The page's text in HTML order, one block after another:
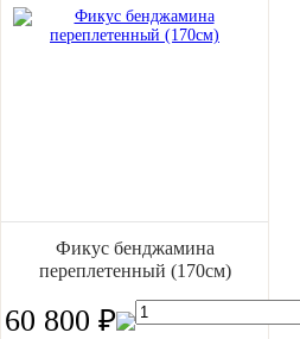
Фикус бенджамина
переплетенный (170см)
60 800 ₽